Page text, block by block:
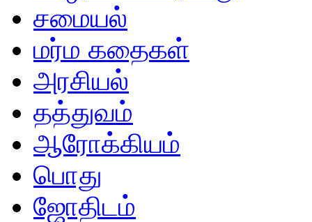
சமையல்
மர்ம கதைகள்
அரசியல்
தத்துவம்
ஆரோக்கியம்
பொது
ஜோதிடம்